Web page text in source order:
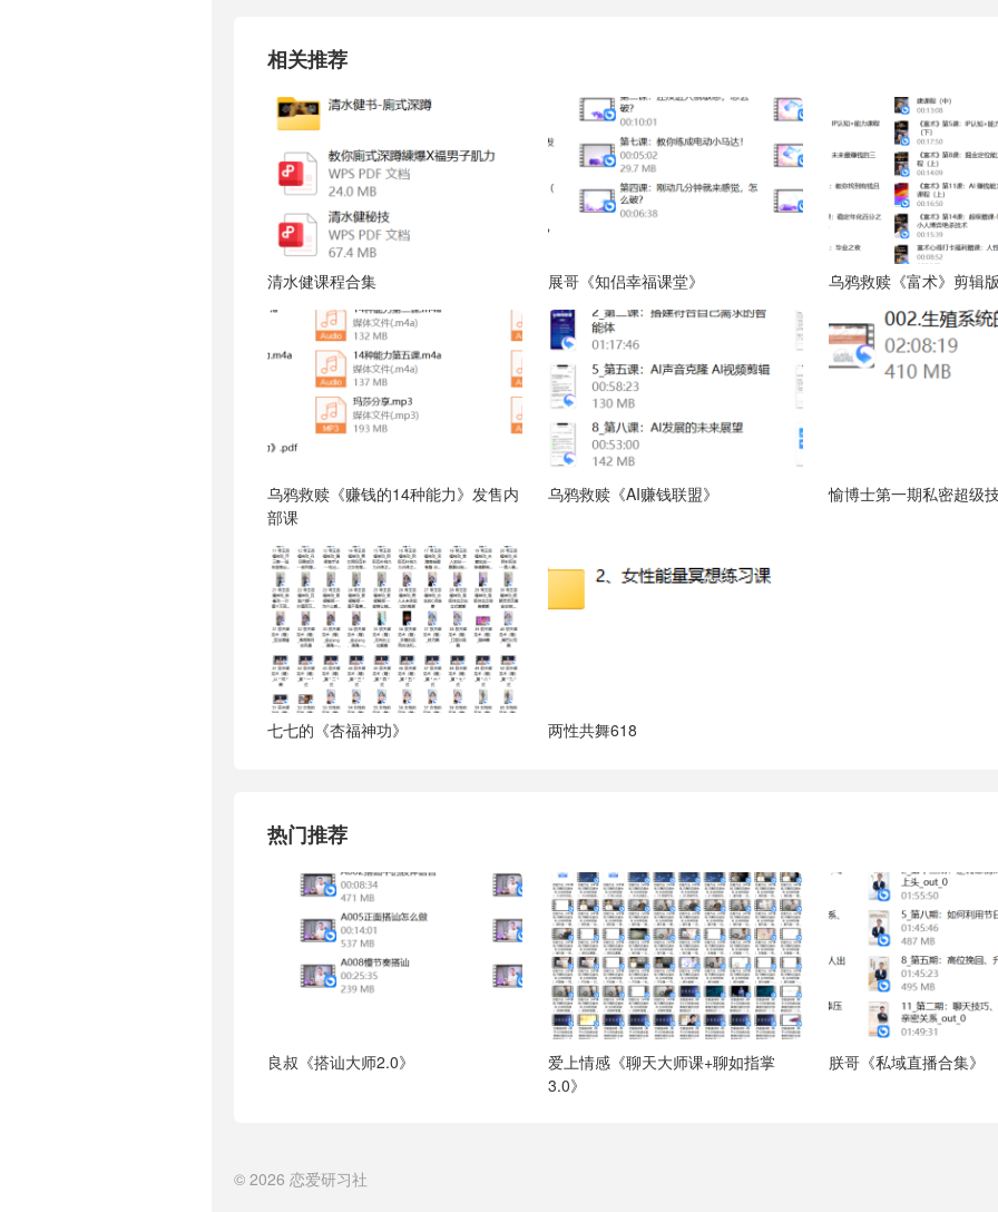
相关推荐
清水健课程合集 展哥《知侣幸福课堂》 乌鸦救赎《富术》剪辑
乌鸦救赎《赚钱的14种能力》发售内
部课
乌鸦救赎《AI赚钱联盟》 愉博士第一期私密超级
七七的《杏福神功》 两性共舞618
热门推荐
良叔《搭讪大师2.0》
爱上情感《聊天大师课+聊如指掌
3.0》
朕哥《私域直播合集》
© 2026 恋爱研习社